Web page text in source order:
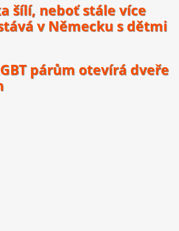
šílí, neboť stále více
v Německu s dětmi
párům otevírá dveře